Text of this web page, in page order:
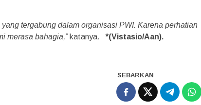
tergabung dalam organisasi PWI. Karena perhatian
merasa bahagia,”katanya.*(Vistasio/Aan).
SEBARKAN